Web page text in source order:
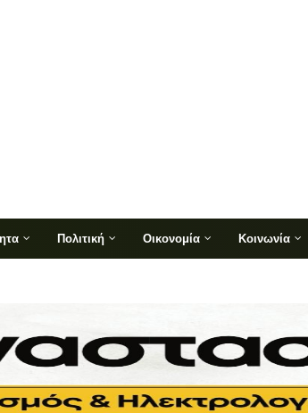
Πολιτική Οικονομία Κοινωνία